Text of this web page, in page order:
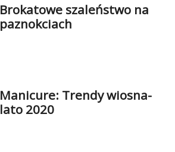
Brokatowe szaleństwo na
paznokciach
Manicure: Trendy wiosna-
lato 2020